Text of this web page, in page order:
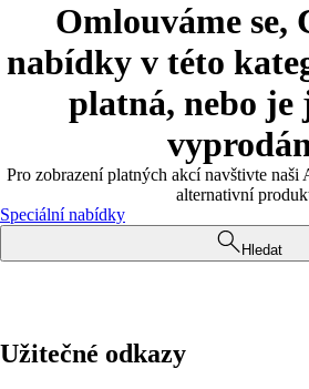
Omlouváme se,
nabídky v této
platná, nebo je
Pro zobrazení platných akcí navštivte naši
alternativní
Speciální nabídky
Hledat
Užitečné odkazy